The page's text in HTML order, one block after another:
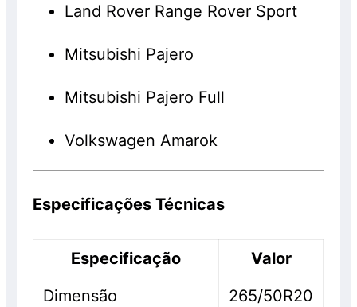
Land Rover Range Rover Sport
Mitsubishi Pajero
Mitsubishi Pajero Full
Volkswagen Amarok
Especificações Técnicas
Especificação
Valor
Dimensão
265/50R20